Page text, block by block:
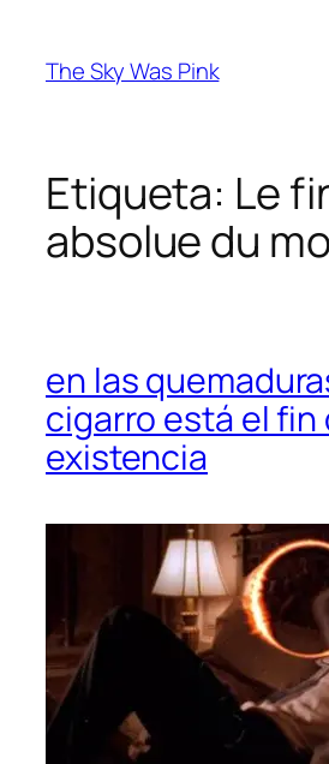
contenido
The Sky Was Pink
Etiqueta: Le
absolue du
en las
cigarro está el fin
existencia